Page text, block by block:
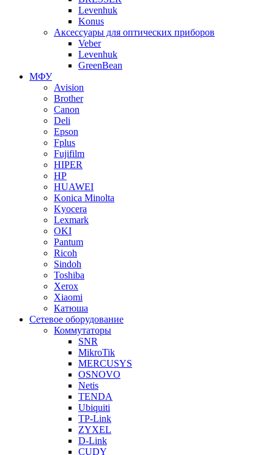
Levenhuk
Konus
Аксессуары для оптических приборов
Veber
Levenhuk
GreenBean
МФУ
Avision
Brother
Canon
Deli
Epson
Fplus
Fujifilm
HIPER
HP
HUAWEI
Konica Minolta
Kyocera
Lexmark
OKI
Pantum
Ricoh
Sindoh
Toshiba
Xerox
Xiaomi
Катюша
Сетевое оборудование
Коммутаторы
SNR
MikroTik
MERCUSYS
OSNOVO
Netis
TENDA
Ubiquiti
TP-Link
ZYXEL
D-Link
CUDY